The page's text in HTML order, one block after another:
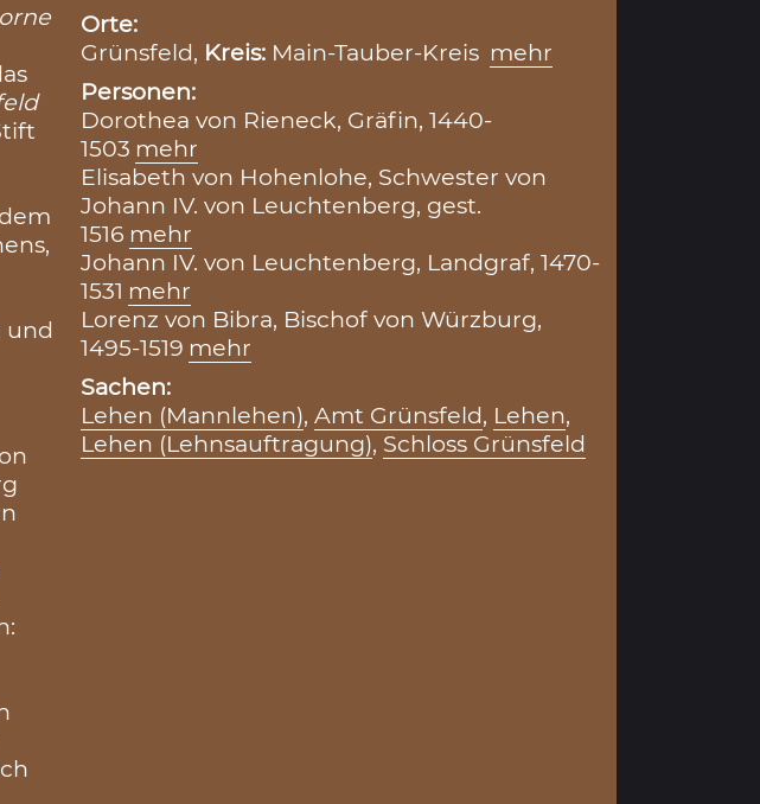
und
Orte:
Grünsfeld, Kreis: Main-Tauber-Kreis mehr
Personen:
Dorothea von Rieneck, Gräfin, 1440-
1503 mehr
Elisabeth von Hohenlohe, Schwester von
Johann IV. von Leuchtenberg, gest.
1516 mehr
Johann IV. von Leuchtenberg, Landgraf, 1470-
1531 mehr
Lorenz von Bibra, Bischof von Würzburg,
1495-1519 mehr
Sachen:
Lehen (Mannlehen), Amt Grünsfeld, Lehen,
Lehen (Lehnsauftragung), Schloss Grünsfeld